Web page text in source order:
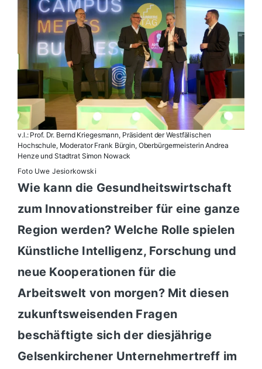
v.l.: Prof. Dr. Bernd Kriegesmann, Präsident der Westfälischen
Hochschule, Moderator Frank Bürgin, Oberbürgermeisterin Andrea
Henze und Stadtrat Simon Nowack
Foto Uwe Jesiorkowski
Wie kann die Gesundheitswirtschaft
zum Innovationstreiber für eine ganze
Region werden? Welche Rolle spielen
Künstliche Intelligenz, Forschung und
neue Kooperationen für die
Arbeitswelt von morgen? Mit diesen
zukunftsweisenden Fragen
beschäftigte sich der diesjährige
Gelsenkirchener Unternehmertreff im